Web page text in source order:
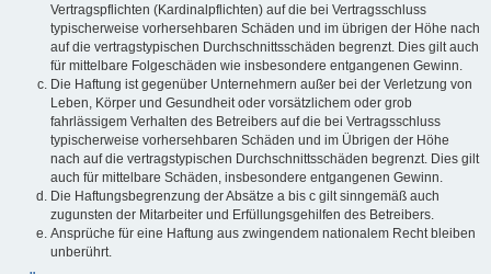
Vertragspflichten (Kardinalpflichten) auf die bei Vertragsschluss
typischerweise vorhersehbaren Schäden und im übrigen der Höhe nach
auf die vertragstypischen Durchschnittsschäden begrenzt. Dies gilt auch
für mittelbare Folgeschäden wie insbesondere entgangenen Gewinn.
Die Haftung ist gegenüber Unternehmern außer bei der Verletzung von
Leben, Körper und Gesundheit oder vorsätzlichem oder grob
fahrlässigem Verhalten des Betreibers auf die bei Vertragsschluss
typischerweise vorhersehbaren Schäden und im Übrigen der Höhe
nach auf die vertragstypischen Durchschnittsschäden begrenzt. Dies gilt
auch für mittelbare Schäden, insbesondere entgangenen Gewinn.
Die Haftungsbegrenzung der Absätze a bis c gilt sinngemäß auch
zugunsten der Mitarbeiter und Erfüllungsgehilfen des Betreibers.
Ansprüche für eine Haftung aus zwingendem nationalem Recht bleiben
unberührt.